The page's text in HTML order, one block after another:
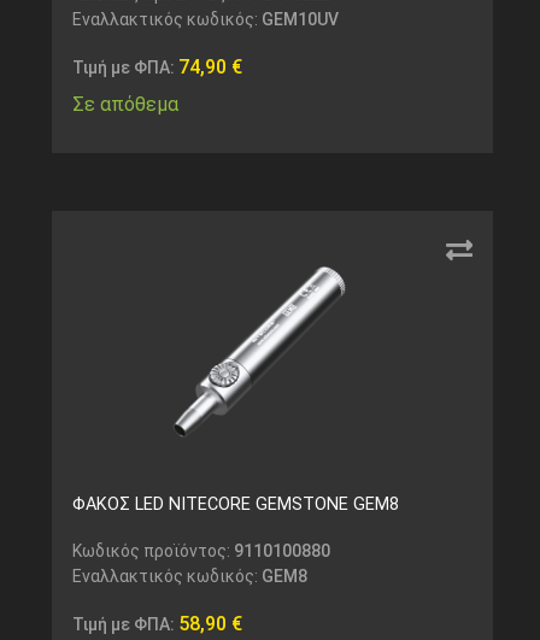
Εναλλακτικός κωδικός: GEM10UV
Τιμή με ΦΠΑ: 74,90 €
Σε απόθεμα
ΦΑΚΟΣ LED NITECORE GEMSTONE GEM8
Κωδικός προϊόντος: 9110100880
Εναλλακτικός κωδικός: GEM8
Τιμή με ΦΠΑ: 58,90 €